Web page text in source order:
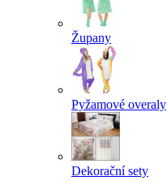
Župany
Pyžamové overaly
Dekorační sety